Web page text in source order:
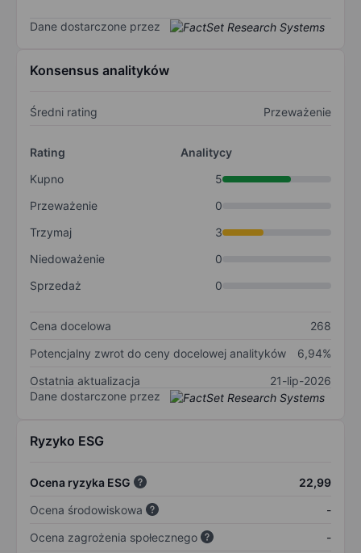
Dane dostarczone przez
Konsensus analityków
Średni rating Przeważenie
Rating
Analitycy
Kupno
5
Przeważenie
0
Trzymaj
3
Niedoważenie
0
Sprzedaż
0
Cena docelowa
268
Potencjalny zwrot do ceny docelowej analityków
6,94%
Ostatnia aktualizacja
21-lip-2026
Dane dostarczone przez
Ryzyko ESG
Ocena ryzyka ESG
22,99
Ocena środowiskowa
-
Ocena zagrożenia społecznego
-